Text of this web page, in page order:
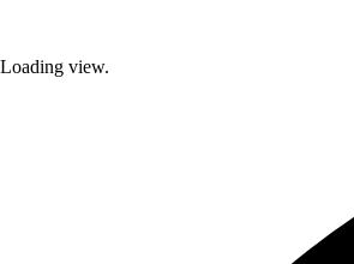
Loading view.